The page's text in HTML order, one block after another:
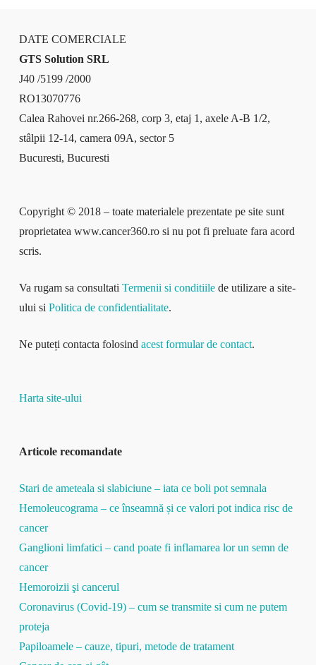
DATE COMERCIALE
GTS Solution SRL
J40 /5199 /2000
RO13070776
Calea Rahovei nr.266-268, corp 3, etaj 1, axele A-B 1/2,
stâlpii 12-14, camera 09A, sector 5
Bucuresti, Bucuresti
Copyright © 2018 – toate materialele prezentate pe site sunt
proprietatea www.cancer360.ro si nu pot fi preluate fara acord
scris.
Va rugam sa consultati Termenii si conditiilede utilizare a site-
ului si Politica de confidentialitate.
Ne puteți contacta folosind acest formular de contact.
Harta site-ului
Articole recomandate
Stari de ameteala si slabiciune – iata ce boli pot semnala
Hemoleucograma – ce înseamnă și ce valori pot indica risc de
cancer
Ganglioni limfatici – cand poate fi inflamarea lor un semn de
cancer
Hemoroizii şi cancerul
Coronavirus (Covid-19) – cum se transmite si cum ne putem
proteja
Papiloamele – cauze, tipuri, metode de tratament